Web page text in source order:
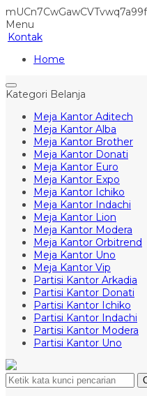
Menu
Kontak
Home
Kategori Belanja
Meja Kantor Aditech
Meja Kantor Alba
Meja Kantor Brother
Meja Kantor Donati
Meja Kantor Euro
Meja Kantor Expo
Meja Kantor Ichiko
Meja Kantor Indachi
Meja Kantor Lion
Meja Kantor Modera
Meja Kantor Orbitrend
Meja Kantor Uno
Meja Kantor Vip
Partisi Kantor Arkadia
Partisi Kantor Donati
Partisi Kantor Ichiko
Partisi Kantor Indachi
Partisi Kantor Modera
Partisi Kantor Uno